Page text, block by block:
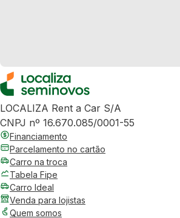
LOCALIZA Rent a Car S/A
CNPJ nº 16.670.085/0001-55
Financiamento
Parcelamento no cartão
Carro na troca
Tabela Fipe
Carro Ideal
Venda para lojistas
Quem somos